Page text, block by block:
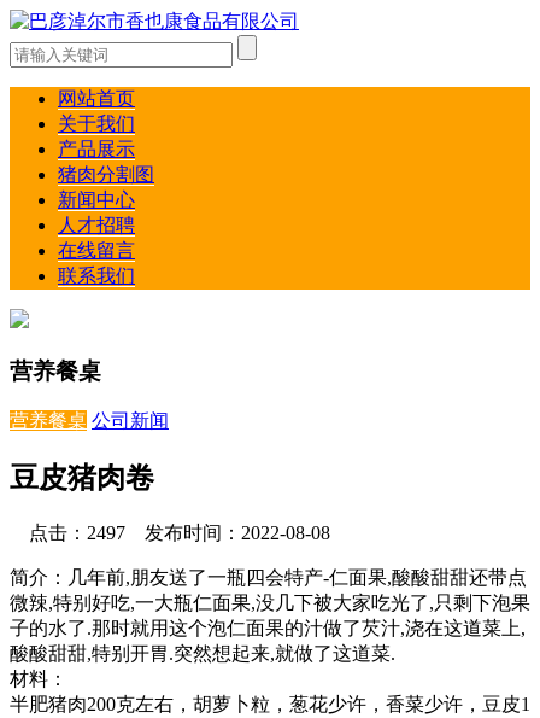
网站首页
关于我们
产品展示
猪肉分割图
新闻中心
人才招聘
在线留言
联系我们
营养餐桌
营养餐桌 公司新闻
豆皮猪肉卷
点击：2497 发布时间：2022-08-08
简介：几年前,朋友送了一瓶四会特产-仁面果,酸酸甜甜还带点
微辣,特别好吃,一大瓶仁面果,没几下被大家吃光了,只剩下泡果
子的水了.那时就用这个泡仁面果的汁做了芡汁,浇在这道菜上,
酸酸甜甜,特别开胃.突然想起来,就做了这道菜.
材料：
半肥猪肉200克左右，胡萝卜粒，葱花少许，香菜少许，豆皮1